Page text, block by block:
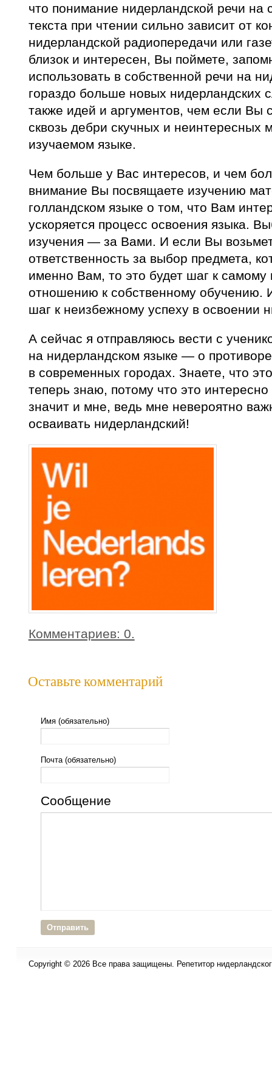
что понимание нидерландской речи на
текста при чтении сильно зависит от
нидерландской радиопередачи или
близок и интересен, Вы поймете,
использовать в собственной речи на
гораздо больше новых нидерландских
также идей и аргументов, чем если Вы
сквозь дебри скучных и неинтересных
изучаемом языке.
Чем больше у Вас интересов, и чем
внимание Вы посвящаете изучению
голландском языке о том, что Вам
ускоряется процесс освоения языка.
изучения — за Вами. И если Вы
ответственность за выбор предмета,
именно Вам, то это будет шаг к самому
отношению к собственному обучению.
шаг к неизбежному успеху в освоении
А сейчас я отправляюсь вести с
на нидерландском языке — о
в современных городах. Знаете, что
теперь знаю, потому что это
значит и мне, ведь мне невероятно
осваивать нидерландский!
Комментариев: 0.
Оставьте комментарий
Имя (обязательно)
Почта (обязательно)
Сообщение
Copyright © 2026 Все права защищены. Репетитор